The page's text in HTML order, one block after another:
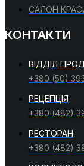
САЛОН
КОНТАКТИ
ВІДДІЛ
+380 (50)
РЕЦЕПЦІЯ
+380 (482)
РЕСТОРАН
+380 (482)